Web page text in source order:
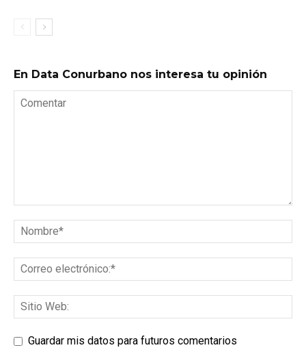
En Data Conurbano nos interesa tu opinión
Guardar mis datos para futuros comentarios